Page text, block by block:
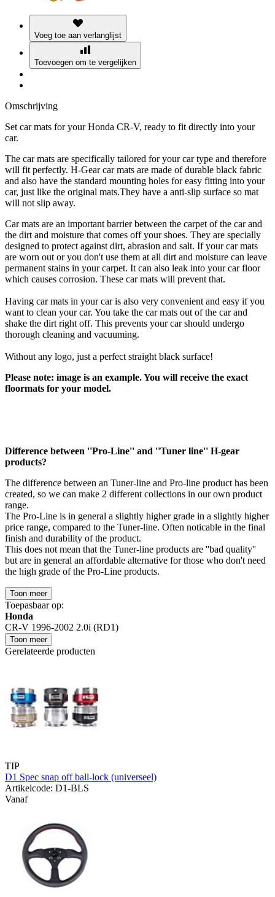
Voeg toe aan verlanglijst
Toevoegen om te vergelijken
Omschrijving
Set car mats for your Honda CR-V, ready to fit directly into your
car.
The car mats are specifically tailored for your car type and therefore
will fit perfectly. H-Gear car mats are made of durable black fabric
and also have the standard mounting holes for easy fitting into your
car, just like the original mats.They have a anti-slip surface so mat
will not slip away.
Car mats are an important barrier between the carpet of the car and
the dirt and moisture that comes off your shoes. They are specially
designed to protect against dirt, abrasion and salt. If your car mats
are worn out or you don't use them at all dirt and moisture can leave
permanent stains in your carpet. It can also leak into your car floor
which causes corrosion. These car mats will prevent that.
Having car mats in your car is also very convenient and easy if you
want to clean your car. You take the car mats out of the car and
shake the dirt right off. This prevents your car should undergo
thorough cleaning and vacuuming.
Without any logo, just a perfect straight black surface!
Please note: image is an example. You will receive the exact
floormats for your model.
Difference between ''Pro-Line'' and ''Tuner line'' H-gear
products?
The difference between an Tuner-line and Pro-line product has been
created, so we can make 2 different collections in our own product
range.
The Pro-Line is in general a slightly higher grade in a slightly higher
price range, compared to the Tuner-line. Often noticable in the final
finish and durability of the product.
This does not mean that the Tuner-line products are ''bad quality''
but are in general an affordable alternative for those who don't need
the high grade of the Pro-Line products.
Toon meer
Toepasbaar op:
Honda
CR-V 1996-2002 2.0i (RD1)
Toon meer
Gerelateerde producten
TIP
D1 Spec snap off ball-lock (universeel)
Artikelcode: D1-BLS
Vanaf